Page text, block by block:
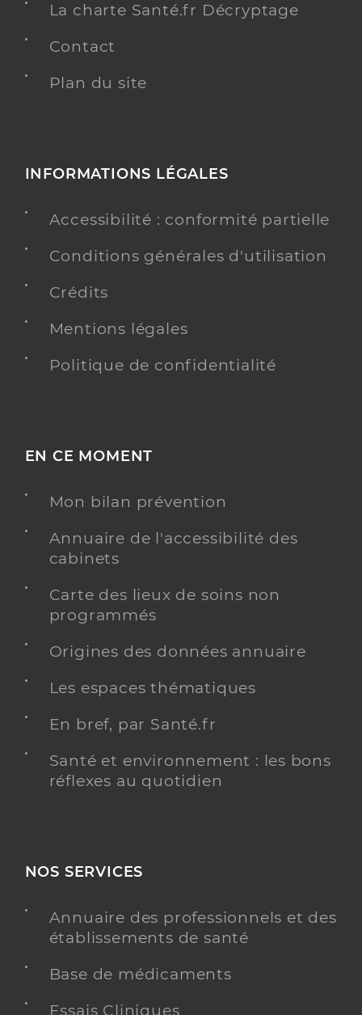
La charte Santé.fr Décryptage
Contact
Plan du site
INFORMATIONS LÉGALES
Accessibilité : conformité partielle
Conditions générales d'utilisation
Crédits
Mentions légales
Politique de confidentialité
EN CE MOMENT
Mon bilan prévention
Annuaire de l'accessibilité des
cabinets
Carte des lieux de soins non
programmés
Origines des données annuaire
Les espaces thématiques
En bref, par Santé.fr
Santé et environnement : les bons
réflexes au quotidien
NOS SERVICES
Annuaire des professionnels et des
établissements de santé
Base de médicaments
Essais Cliniques